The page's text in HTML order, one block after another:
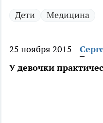
Дети Медицина
25 ноября 2015
У девочки